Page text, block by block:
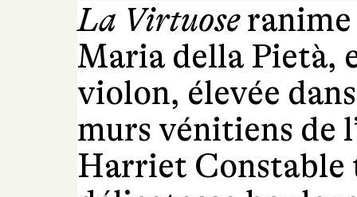
La Virtuoseranime
Maria della Pietà,
violon, élevée
murs vénitiens de
Harriet Constable